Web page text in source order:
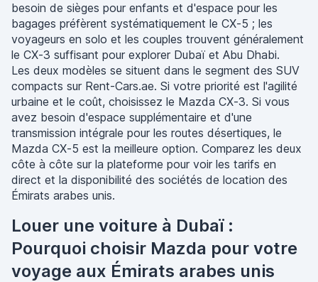
besoin de sièges pour enfants et d'espace pour les
bagages préfèrent systématiquement le CX-5 ; les
voyageurs en solo et les couples trouvent généralement
le CX-3 suffisant pour explorer Dubaï et Abu Dhabi.
Les deux modèles se situent dans le segment des SUV
compacts sur Rent-Cars.ae. Si votre priorité est l'agilité
urbaine et le coût, choisissez le Mazda CX-3. Si vous
avez besoin d'espace supplémentaire et d'une
transmission intégrale pour les routes désertiques, le
Mazda CX-5 est la meilleure option. Comparez les deux
côte à côte sur la plateforme pour voir les tarifs en
direct et la disponibilité des sociétés de location des
Émirats arabes unis.
Louer une voiture à Dubaï :
Pourquoi choisir Mazda pour votre
voyage aux Émirats arabes unis